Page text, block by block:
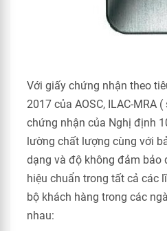
Với giấy chứng nhận theo
2017 của AOSC, ILAC-MRA
chứng nhận của Nghị định
lường chất lượng cùng với
dạng và độ không đảm bảo
hiệu chuẩn trong tất cả các
bộ khách hàng trong các
nhau: